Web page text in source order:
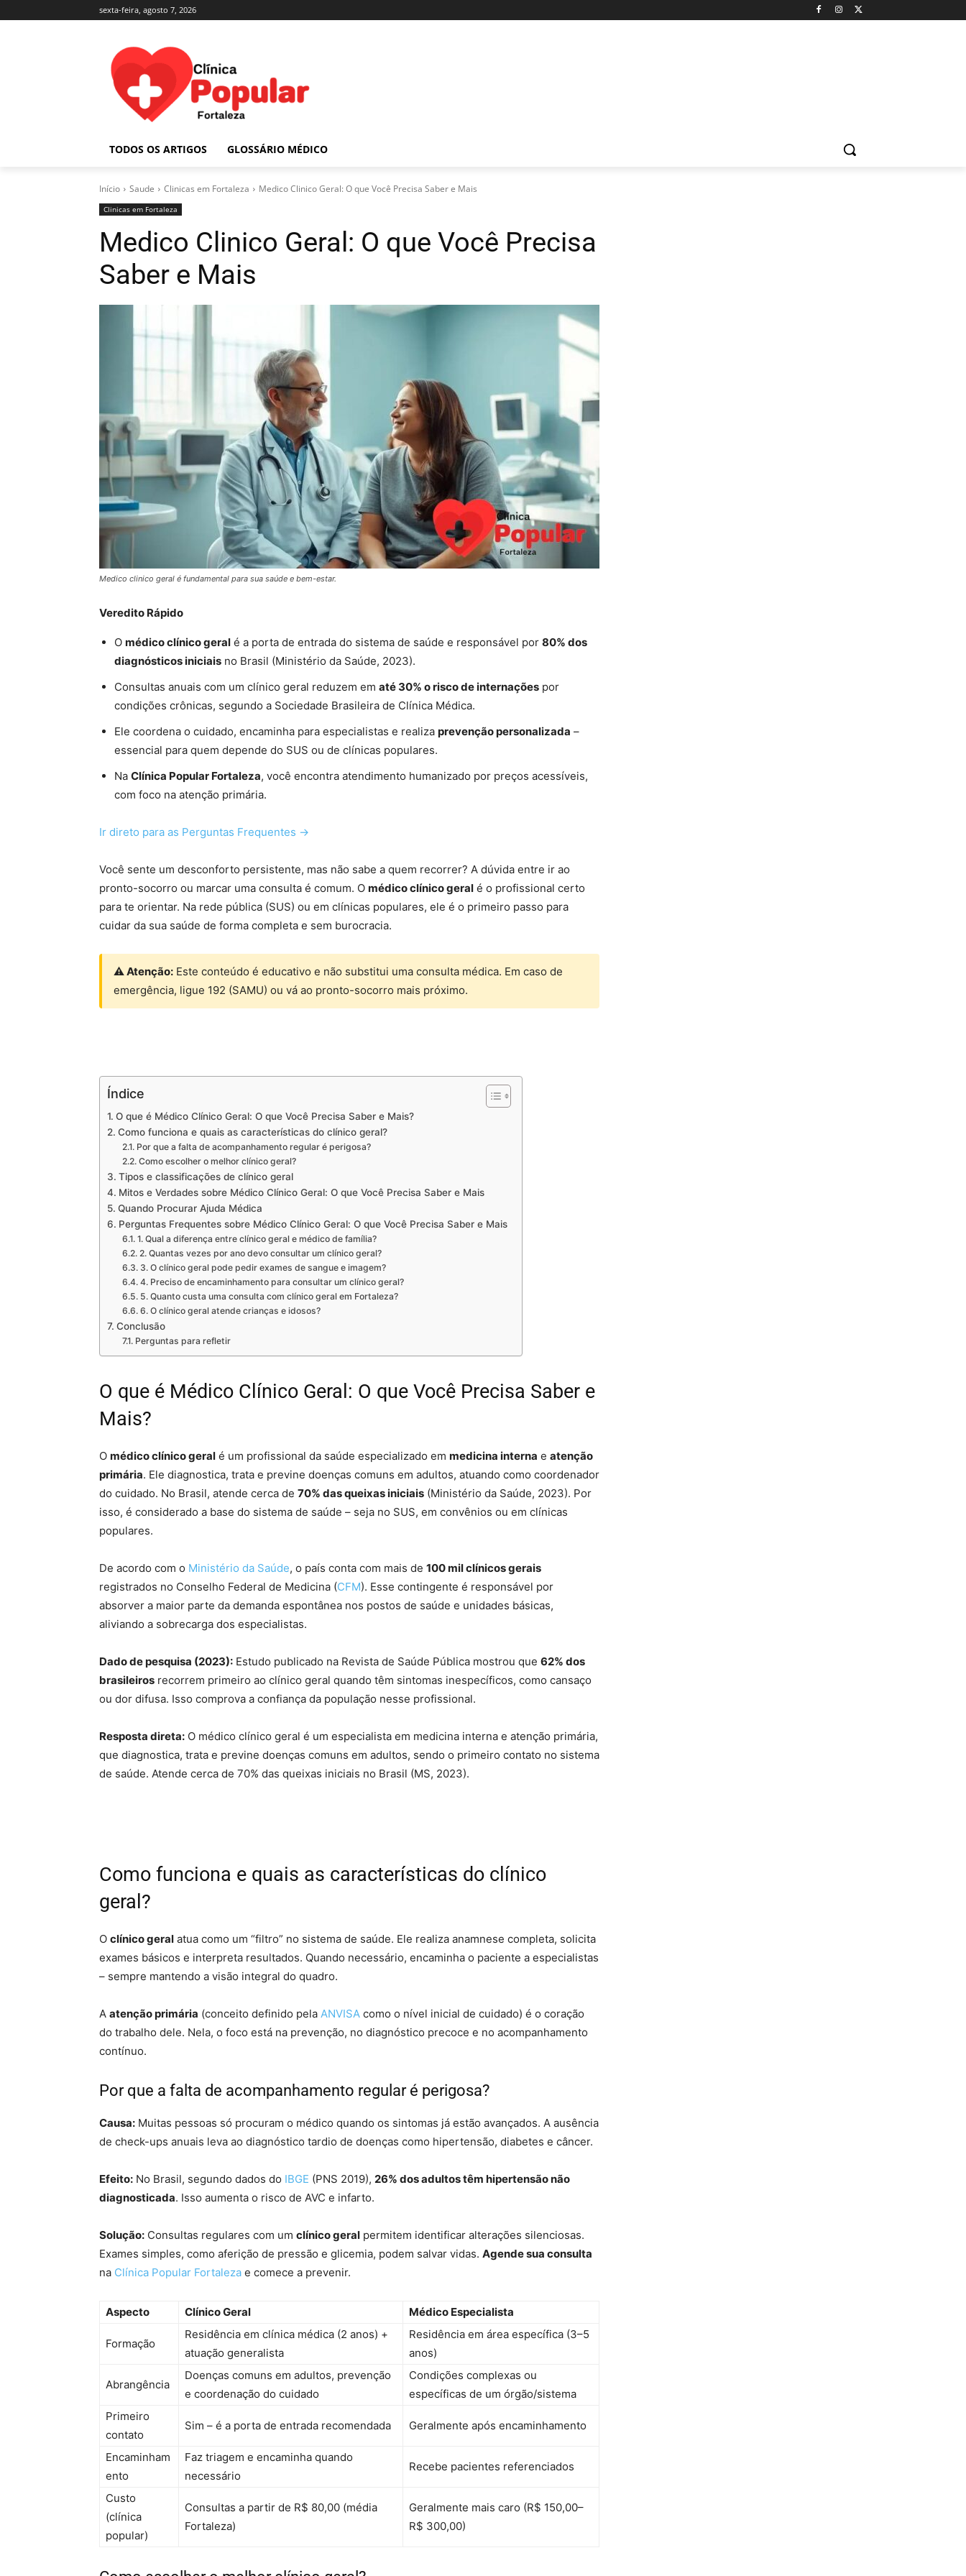
sexta-feira, agosto 7, 2026
TODOS OS ARTIGOS GLOSSÁRIO MÉDICO
Início Saude Clinicas em Fortaleza Medico Clinico Geral: O que Você Precisa Saber e Mais
Clinicas em Fortaleza
Medico Clinico Geral: O que Você Precisa
Saber e Mais
Medico clinico geral é fundamental para sua saúde e bem-estar.
Veredito Rápido
O médico clínico geral é a porta de entrada do sistema de saúde e responsável por 80% dos
diagnósticos iniciais no Brasil (Ministério da Saúde, 2023).
Consultas anuais com um clínico geral reduzem em até 30% o risco de internações por
condições crônicas, segundo a Sociedade Brasileira de Clínica Médica.
Ele coordena o cuidado, encaminha para especialistas e realiza prevenção personalizada –
essencial para quem depende do SUS ou de clínicas populares.
Na Clínica Popular Fortaleza, você encontra atendimento humanizado por preços acessíveis,
com foco na atenção primária.
Ir direto para as Perguntas Frequentes →
Você sente um desconforto persistente, mas não sabe a quem recorrer? A dúvida entre ir ao
pronto-socorro ou marcar uma consulta é comum. O médico clínico geral é o profissional certo
para te orientar. Na rede pública (SUS) ou em clínicas populares, ele é o primeiro passo para
cuidar da sua saúde de forma completa e sem burocracia.
⚠ Atenção: Este conteúdo é educativo e não substitui uma consulta médica. Em caso de
emergência, ligue 192 (SAMU) ou vá ao pronto-socorro mais próximo.
Índice
O que é Médico Clínico Geral: O que Você Precisa Saber e Mais?
Como funciona e quais as características do clínico geral?
Por que a falta de acompanhamento regular é perigosa?
Como escolher o melhor clínico geral?
Tipos e classificações de clínico geral
Mitos e Verdades sobre Médico Clínico Geral: O que Você Precisa Saber e Mais
Quando Procurar Ajuda Médica
Perguntas Frequentes sobre Médico Clínico Geral: O que Você Precisa Saber e Mais
1. Qual a diferença entre clínico geral e médico de família?
2. Quantas vezes por ano devo consultar um clínico geral?
3. O clínico geral pode pedir exames de sangue e imagem?
4. Preciso de encaminhamento para consultar um clínico geral?
5. Quanto custa uma consulta com clínico geral em Fortaleza?
6. O clínico geral atende crianças e idosos?
Conclusão
Perguntas para refletir
O que é Médico Clínico Geral: O que Você Precisa Saber e
Mais?
O médico clínico geral é um profissional da saúde especializado em medicina interna e atenção
primária. Ele diagnostica, trata e previne doenças comuns em adultos, atuando como coordenador
do cuidado. No Brasil, atende cerca de 70% das queixas iniciais (Ministério da Saúde, 2023). Por
isso, é considerado a base do sistema de saúde – seja no SUS, em convênios ou em clínicas
populares.
De acordo com o Ministério da Saúde, o país conta com mais de 100 mil clínicos gerais
registrados no Conselho Federal de Medicina (CFM). Esse contingente é responsável por
absorver a maior parte da demanda espontânea nos postos de saúde e unidades básicas,
aliviando a sobrecarga dos especialistas.
Dado de pesquisa (2023): Estudo publicado na Revista de Saúde Pública mostrou que 62% dos
brasileiros recorrem primeiro ao clínico geral quando têm sintomas inespecíficos, como cansaço
ou dor difusa. Isso comprova a confiança da população nesse profissional.
Resposta direta: O médico clínico geral é um especialista em medicina interna e atenção primária,
que diagnostica, trata e previne doenças comuns em adultos, sendo o primeiro contato no sistema
de saúde. Atende cerca de 70% das queixas iniciais no Brasil (MS, 2023).
Como funciona e quais as características do clínico
geral?
O clínico geral atua como um “filtro” no sistema de saúde. Ele realiza anamnese completa, solicita
exames básicos e interpreta resultados. Quando necessário, encaminha o paciente a especialistas
– sempre mantendo a visão integral do quadro.
A atenção primária (conceito definido pela ANVISA como o nível inicial de cuidado) é o coração
do trabalho dele. Nela, o foco está na prevenção, no diagnóstico precoce e no acompanhamento
contínuo.
Por que a falta de acompanhamento regular é perigosa?
Causa: Muitas pessoas só procuram o médico quando os sintomas já estão avançados. A ausência
de check-ups anuais leva ao diagnóstico tardio de doenças como hipertensão, diabetes e câncer.
Efeito: No Brasil, segundo dados do IBGE (PNS 2019), 26% dos adultos têm hipertensão não
diagnosticada. Isso aumenta o risco de AVC e infarto.
Solução: Consultas regulares com um clínico geral permitem identificar alterações silenciosas.
Exames simples, como aferição de pressão e glicemia, podem salvar vidas. Agende sua consulta
na Clínica Popular Fortaleza e comece a prevenir.
Aspecto Clínico Geral Médico Especialista
Formação
Residência em clínica médica (2 anos) +
atuação generalista
Residência em área específica (3–5
anos)
Abrangência
Doenças comuns em adultos, prevenção
e coordenação do cuidado
Condições complexas ou
específicas de um órgão/sistema
Primeiro
contato
Sim – é a porta de entrada recomendada Geralmente após encaminhamento
Encaminham
ento
Faz triagem e encaminha quando
necessário
Recebe pacientes referenciados
Custo
(clínica
popular)
Consultas a partir de R$ 80,00 (média
Fortaleza)
Geralmente mais caro (R$ 150,00–
R$ 300,00)